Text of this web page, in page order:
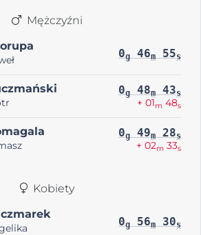
Mężczyźni
0g 46m 55s
0g 48m 43s
+ 01m 48s
0g 49m 28s
+ 02m 33s
Kobiety
0g 56m 30s